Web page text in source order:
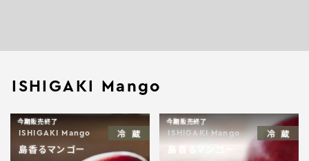
玉
り
個
ISHIGAKI Mango
ISHIGAKI Mango 冷蔵
今期販売終了
島香るマンゴー
ISHIGAKI Mango 冷蔵
今期販売終了
島香るマンゴー